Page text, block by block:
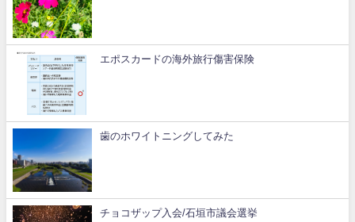
エポスカードの海外旅行傷害保険
歯のホワイトニングしてみた
チョコザップ入会/石垣市議会選挙